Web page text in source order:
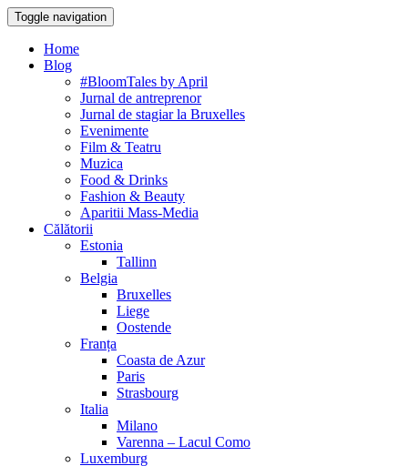
Toggle navigation
Home
Blog
#BloomTales by April
Jurnal de antreprenor
Jurnal de stagiar la Bruxelles
Evenimente
Film & Teatru
Muzica
Food & Drinks
Fashion & Beauty
Aparitii Mass-Media
Călătorii
Estonia
Tallinn
Belgia
Bruxelles
Liege
Oostende
Franța
Coasta de Azur
Paris
Strasbourg
Italia
Milano
Varenna – Lacul Como
Luxemburg